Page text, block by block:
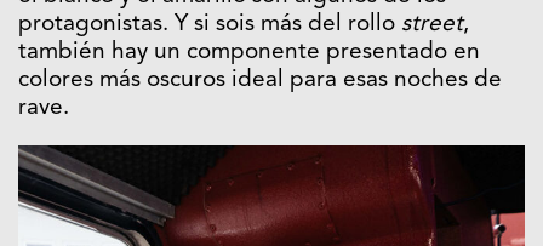
protagonistas. Y si sois más del rollo street,
también hay un componente presentado en
colores más oscuros ideal para esas noches de
rave.